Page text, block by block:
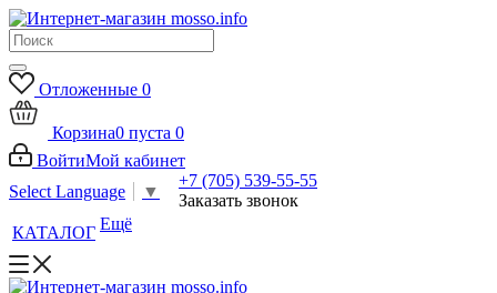
Отложенные 0
Корзина0 пуста 0
ВойтиМой кабинет
Select Language
▼
+7 (705) 539-55-55
Заказать звонок
КАТАЛОГ Ещё